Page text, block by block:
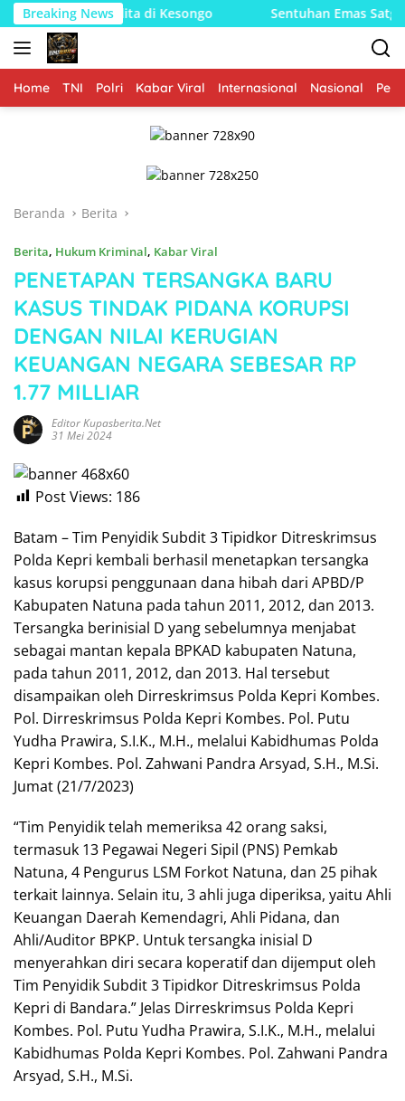
Langsung
ke
konten
Breaking News
Balita di Kesongo Sentuhan Emas Satgas TMMD 129
Home TNI Polri Kabar Viral Internasional Nasional
Beranda Berita
Berita, Hukum Kriminal, Kabar Viral
PENETAPAN TERSANGKA BARU
KASUS TINDAK PIDANA KORUPSI
DENGAN NILAI KERUGIAN
KEUANGAN NEGARA SEBESAR RP
1.77 MILLIAR
Editor Kupasberita.net
31 Mei 2024
Post Views: 186
Batam – Tim Penyidik Subdit 3 Tipidkor Ditreskrimsus
Polda Kepri kembali berhasil menetapkan tersangka
kasus korupsi penggunaan dana hibah dari APBD/P
Kabupaten Natuna pada tahun 2011, 2012, dan 2013.
Tersangka berinisial D yang sebelumnya menjabat
sebagai mantan kepala BPKAD kabupaten Natuna,
pada tahun 2011, 2012, dan 2013. Hal tersebut
disampaikan oleh Dirreskrimsus Polda Kepri Kombes.
Pol. Dirreskrimsus Polda Kepri Kombes. Pol. Putu
Yudha Prawira, S.I.K., M.H., melalui Kabidhumas Polda
Kepri Kombes. Pol. Zahwani Pandra Arsyad, S.H., M.Si.
Jumat (21/7/2023)
“Tim Penyidik telah memeriksa 42 orang saksi,
termasuk 13 Pegawai Negeri Sipil (PNS) Pemkab
Natuna, 4 Pengurus LSM Forkot Natuna, dan 25 pihak
terkait lainnya. Selain itu, 3 ahli juga diperiksa, yaitu Ahli
Keuangan Daerah Kemendagri, Ahli Pidana, dan
Ahli/Auditor BPKP. Untuk tersangka inisial D
menyerahkan diri secara koperatif dan dijemput oleh
Tim Penyidik Subdit 3 Tipidkor Ditreskrimsus Polda
Kepri di Bandara.” Jelas Dirreskrimsus Polda Kepri
Kombes. Pol. Putu Yudha Prawira, S.I.K., M.H., melalui
Kabidhumas Polda Kepri Kombes. Pol. Zahwani Pandra
Arsyad, S.H., M.Si.